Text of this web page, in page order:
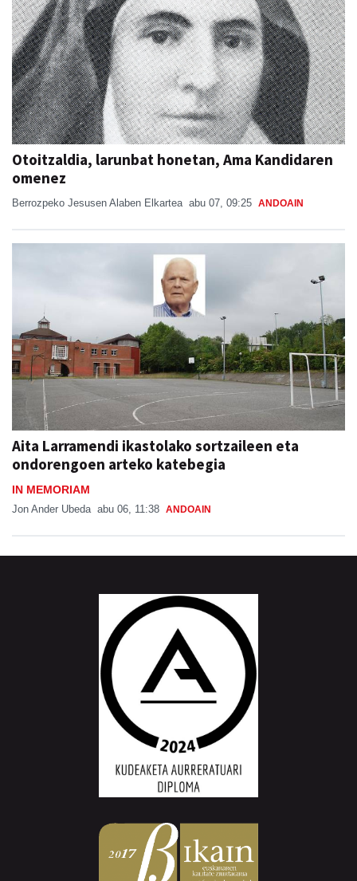
Otoitzaldia, larunbat honetan, Ama Kandidaren
omenez
Berrozpeko Jesusen Alaben Elkartea abu 07, 09:25 ANDOAIN
Aita Larramendi ikastolako sortzaileen eta
ondorengoen arteko katebegia
IN MEMORIAM
Jon Ander Ubeda abu 06, 11:38 ANDOAIN